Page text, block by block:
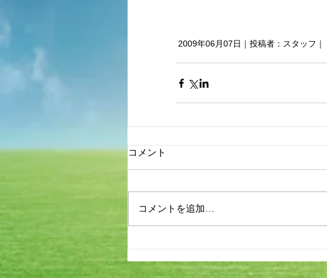
2009年06月07日｜投稿者：スタッフ｜
コメント
コメントを追加…